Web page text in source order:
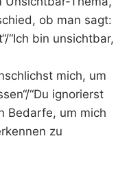
ob man sagt:
“Ich bin unsichtbar,
mich, um
“Du ignorierst
Bedarfe, um mich
zu